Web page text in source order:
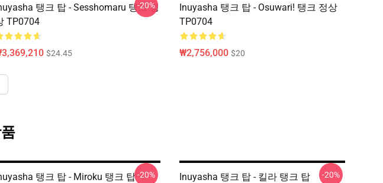
탱크 탑 - Sesshomaru 탱크 정
TP0704
$24.45
-20%
Inuyasha 탱크 탑 - Osuwari! 탱크 정상
TP0704
₩2,756,000 $20
탱크 탑 - Miroku 탱크 탑-20%
Inuyasha 탱크 탑 - 킬라 탱크 탑
-20%